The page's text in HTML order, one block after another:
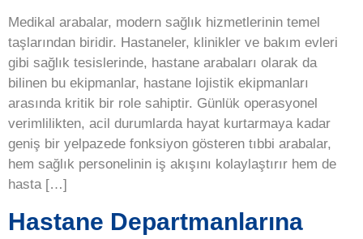
Medikal arabalar, modern sağlık hizmetlerinin temel
taşlarından biridir. Hastaneler, klinikler ve bakım evleri
gibi sağlık tesislerinde, hastane arabaları olarak da
bilinen bu ekipmanlar, hastane lojistik ekipmanları
arasında kritik bir role sahiptir. Günlük operasyonel
verimlilikten, acil durumlarda hayat kurtarmaya kadar
geniş bir yelpazede fonksiyon gösteren tıbbi arabalar,
hem sağlık personelinin iş akışını kolaylaştırır hem de
hasta […]
Hastane Departmanlarına